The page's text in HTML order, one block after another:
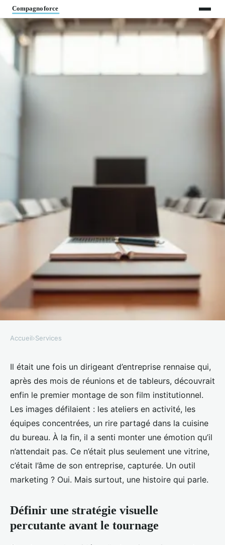
Les meilleurs conseils pour
produire un film d'entreprise à
Rennes
Nicet•08/05/2026 10:59 •8 min de lecture
Accueil›Services
Il était une fois un dirigeant d’entreprise rennaise qui,
après des mois de réunions et de tableurs, découvrait
enfin le premier montage de son film institutionnel.
Les images défilaient : les ateliers en activité, les
équipes concentrées, un rire partagé dans la cuisine
du bureau. À la fin, il a senti monter une émotion qu’il
n’attendait pas. Ce n’était plus seulement une vitrine,
c’était l’âme de son entreprise, capturée. Un outil
marketing ? Oui. Mais surtout, une histoire qui parle.
Définir une stratégie visuelle
percutante avant le tournage